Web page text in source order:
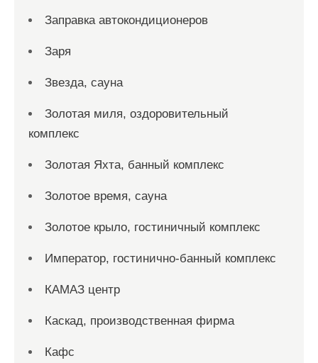
Заправка автокондиционеров
Заря
Звезда, сауна
Золотая миля, оздоровительный
комплекс
Золотая Яхта, банный комплекс
Золотое время, сауна
Золотое крыло, гостиничный комплекс
Император, гостинично-банный комплекс
КАМАЗ центр
Каскад, производственная фирма
Кафс